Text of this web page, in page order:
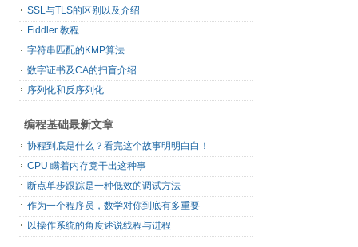
SSL与TLS的区别以及介绍
Fiddler 教程
字符串匹配的KMP算法
数字证书及CA的扫盲介绍
序列化和反序列化
编程基础最新文章
协程到底是什么？看完这个故事明明白白！
CPU 瞒着内存竟干出这种事
断点单步跟踪是一种低效的调试方法
作为一个程序员，数学对你到底有多重要
以操作系统的角度述说线程与进程